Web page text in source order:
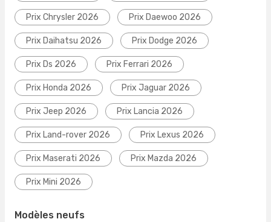
Prix Chrysler 2026 Prix Daewoo 2026
Prix Daihatsu 2026 Prix Dodge 2026
Prix Ds 2026 Prix Ferrari 2026
Prix Honda 2026 Prix Jaguar 2026
Prix Jeep 2026 Prix Lancia 2026
Prix Land-rover 2026 Prix Lexus 2026
Prix Maserati 2026 Prix Mazda 2026
Prix Mini 2026
Modèles neufs